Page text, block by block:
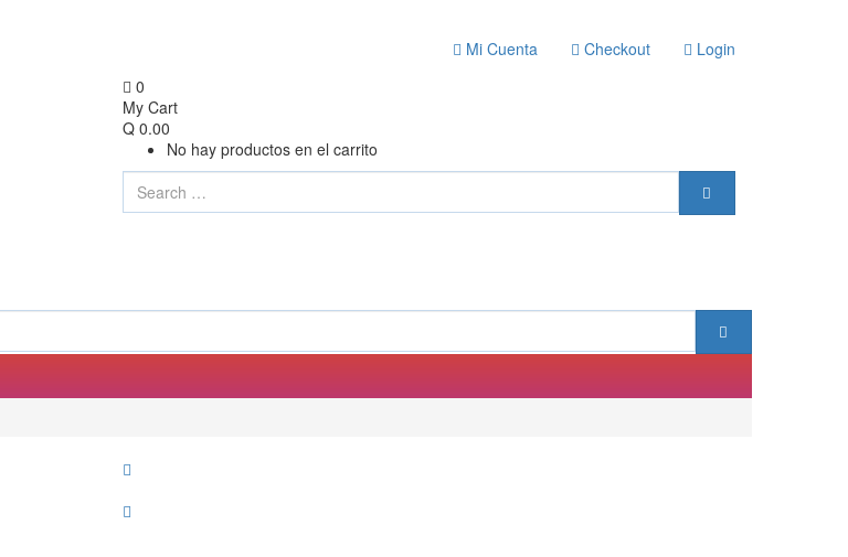
Mi Cuenta Checkout
Login
0
My Cart
Q 0.00
No hay productos en el carrito